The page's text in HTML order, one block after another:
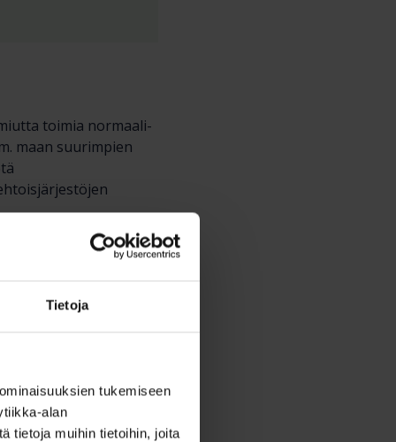
Tietoja
tukemiseen
alan
tietoja muihin tietoihin, joita
toimia normaali-
maan suurimpien
Osa